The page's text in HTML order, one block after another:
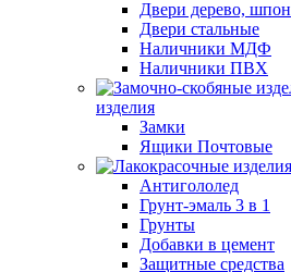
Двери дерево, шпон
Двери стальные
Наличники МДФ
Наличники ПВХ
изделия
Замки
Ящики Почтовые
Антигололед
Грунт-эмаль 3 в 1
Грунты
Добавки в цемент
Защитные средства